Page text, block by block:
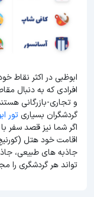
ابوظبی در اکثر نقاط
افرادی که به دنبال
و تجاری-بازرگانی
گردشگران بسیاریتور
اگر شما نیز قصد سفر
اقامت خود هتل (کورنیچ
جاذبه های طبیعی،
تواند هر گردشگری را